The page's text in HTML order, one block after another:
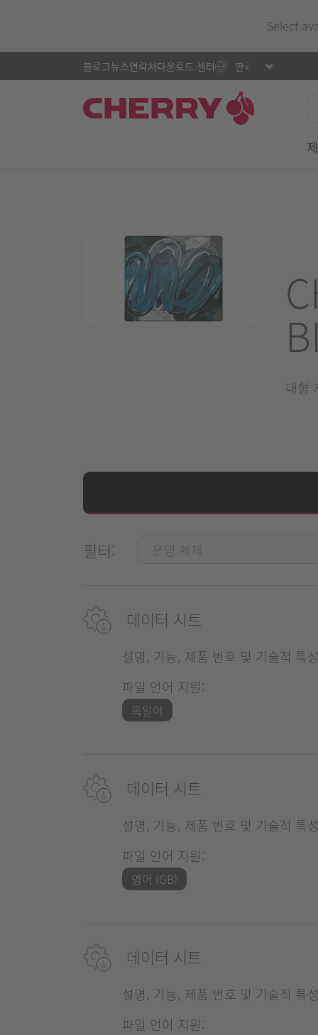
Select
블로그뉴스연락처다운로드 센터
대형
필터:
데이터 시트
설명, 기능, 제품 번호 및 기술적 특
파일 언어 지원:
독일어
데이터 시트
설명, 기능, 제품 번호 및 기술적 특
파일 언어 지원:
영어 (GB)
데이터 시트
설명, 기능, 제품 번호 및 기술적 특
파일 언어 지원: